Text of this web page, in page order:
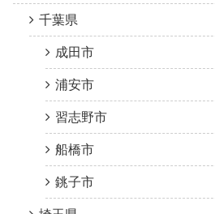
千葉県
成田市
浦安市
習志野市
船橋市
銚子市